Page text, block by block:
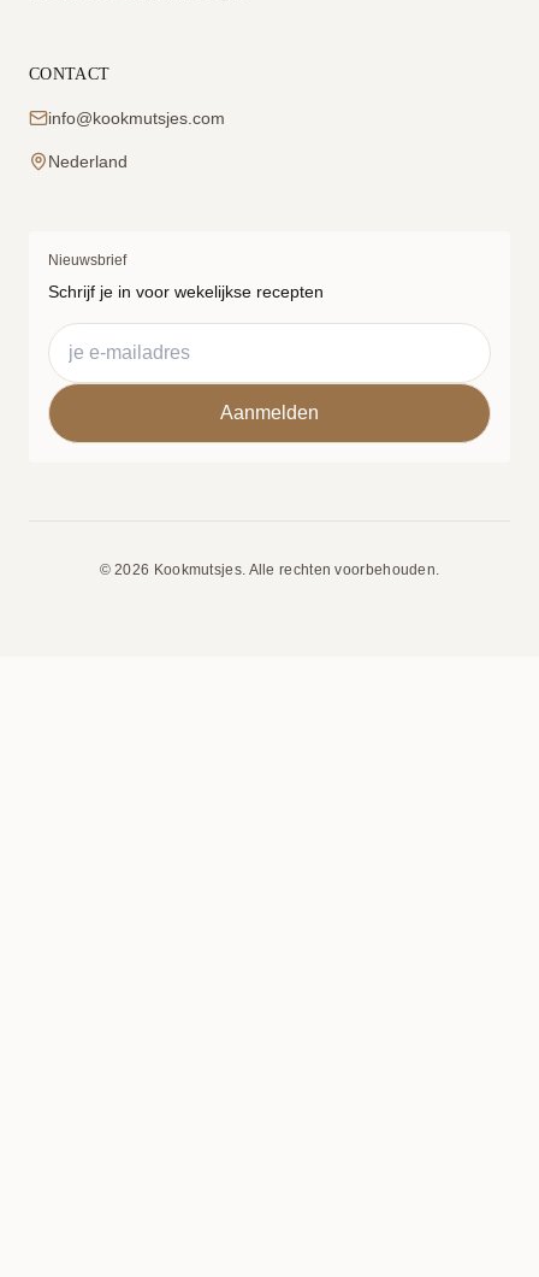
CONTACT
info@kookmutsjes.com
Nederland
Nieuwsbrief
Schrijf je in voor wekelijkse recepten
© 2026 Kookmutsjes. Alle rechten voorbehouden.